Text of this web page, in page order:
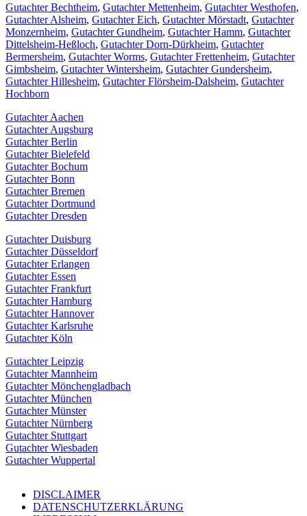
Gutachter Bechtheim, Gutachter Mettenheim, Gutachter Westhofen,
Gutachter Alsheim, Gutachter Eich, Gutachter Mörstadt, Gutachter
Monzernheim, Gutachter Gundheim, Gutachter Hamm, Gutachter
Dittelsheim-Heßloch, Gutachter Dorn-Dürkheim, Gutachter
Bermersheim, Gutachter Worms, Gutachter Frettenheim, Gutachter
Gimbsheim, Gutachter Wintersheim, Gutachter Gundersheim,
Gutachter Hillesheim, Gutachter Flörsheim-Dalsheim, Gutachter
Hochborn
Gutachter Aachen
Gutachter Augsburg
Gutachter Berlin
Gutachter Bielefeld
Gutachter Bochum
Gutachter Bonn
Gutachter Bremen
Gutachter Dortmund
Gutachter Dresden
Gutachter Duisburg
Gutachter Düsseldorf
Gutachter Erlangen
Gutachter Essen
Gutachter Frankfurt
Gutachter Hamburg
Gutachter Hannover
Gutachter Karlsruhe
Gutachter Köln
Gutachter Leipzig
Gutachter Mannheim
Gutachter Mönchengladbach
Gutachter München
Gutachter Münster
Gutachter Nürnberg
Gutachter Stuttgart
Gutachter Wiesbaden
Gutachter Wuppertal
DISCLAIMER
DATENSCHUTZERKLÄRUNG